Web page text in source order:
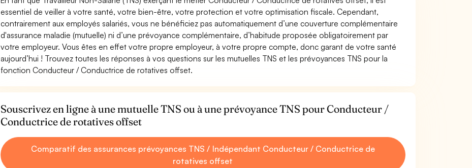
essentiel de veiller à votre santé, votre bien-être, votre protection et votre optimisation fiscale. Cependant,
contrairement aux employés salariés, vous ne bénéficiez pas automatiquement d’une couverture complémentaire
d'assurance maladie (mutuelle) ni d’une prévoyance complémentaire, d’habitude proposée obligatoirement par
votre employeur. Vous êtes en effet votre propre employeur, à votre propre compte, donc garant de votre santé
aujourd’hui ! Trouvez toutes les réponses à vos questions sur les mutuelles TNS et les prévoyances TNS pour la
fonction Conducteur / Conductrice de rotatives offset.
Souscrivez en ligne à une mutuelle TNS ou à une prévoyance TNS pour Conducteur /
Conductrice de rotatives offset
Comparatif des assurances prévoyances TNS / Indépendant Conducteur / Conductrice de
rotatives offset